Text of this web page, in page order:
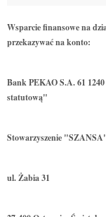
Wsparcie finansowe na
przekazywać na konto:
Bank PEKAO S.A. 61
statutową"
Stowarzyszenie
ul. Żabia 31